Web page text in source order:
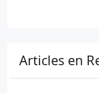
Articles en